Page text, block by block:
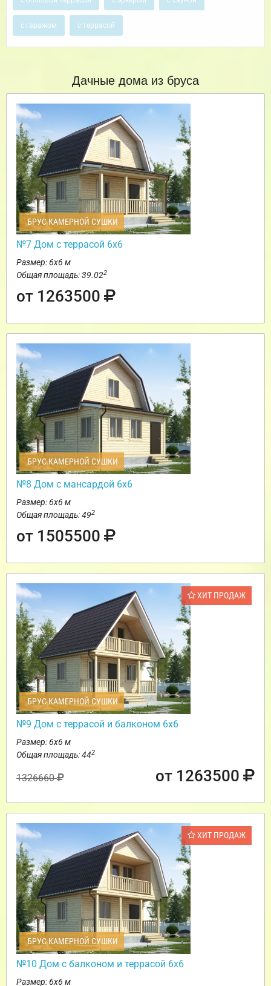
с гаражом с террасой
Дачные дома из бруса
БРУС КАМЕРНОЙ СУШКИ
№7 Дом с террасой 6х6
Размер: 6х6 м
Общая площадь: 39.022
от 1263500
БРУС КАМЕРНОЙ СУШКИ
№8 Дом с мансардой 6х6
Размер: 6х6 м
Общая площадь: 492
от 1505500
ХИТ ПРОДАЖ
БРУС КАМЕРНОЙ СУШКИ
№9 Дом с террасой и балконом 6х6
Размер: 6х6 м
Общая площадь: 442
1326660 от 1263500
ХИТ ПРОДАЖ
БРУС КАМЕРНОЙ СУШКИ
№10 Дом с балконом и террасой 6х6
Размер: 6х6 м